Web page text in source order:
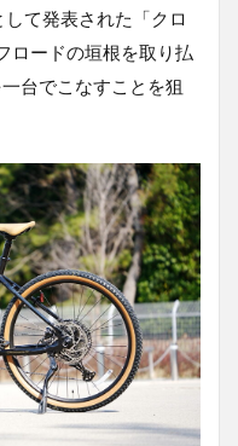
て発表された「クロ
ロードの垣根を取り払
台でこなすことを狙